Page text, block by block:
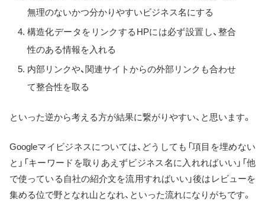
無理のないかつ分かりやすいビジネス名にする
構造化データをリンクするHPには必ず設置し、整合
性のある情報を入れる
内部リンクや、関連サイトからの外部リンクも合わせ
て整合性を取る
といった逆から考える方が結果に繋がりやすい、と思います。
Googleマイビジネスについては、どうしても「項目を埋めない
と」「キーワードを取りあえずビジネス名に入れればいい」「他
で使っている自社の紹介文を流用すればいい」後はレビューを
集める位で野となれ山となれ、といった流れになりがちです。